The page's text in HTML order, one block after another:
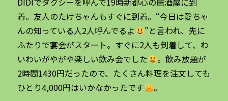
着。友人のたけちゃんもすぐに到着。“今日は愛ちゃ
んの知っている人2人呼んでるよ
”と言われ、先に
ふたりで宴会がスタート。すぐに2人も到着して、わ
いわいがやがや楽しい飲み会でした
。飲み放題が
2時間1430円だったので、たくさん料理を注文しても
ひとり4,000円はいかなかったです
。